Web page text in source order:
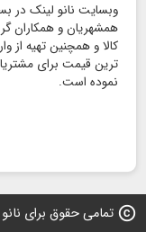
وبسایت نانو لینک در
همشهریان و همکاران
کالا و همچنین تهیه از
ترین قیمت برای
نموده است.
copyright تمامی حقوق برای